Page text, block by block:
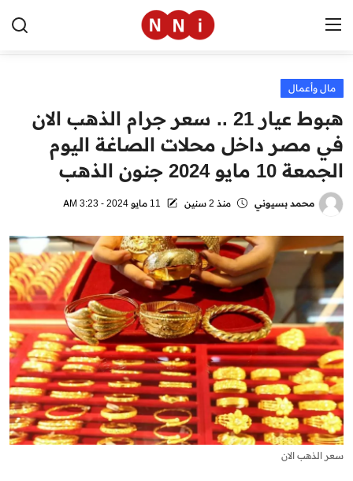
الرئيسية
اخبار مصر
العالم
الرياضة
مال وأعمال
تقنية
التعليم
منوعات
مال وأعمال
هبوط عيار 21 .. سعر جرام الذهب الان
في مصر داخل محلات الصاغة اليوم
الجمعة 10 مايو 2024 جنون الذهب
محمد بسيوني منذ 2 سنين 11 مايو 2024 - 3:23 AM
سعر الذهب الان